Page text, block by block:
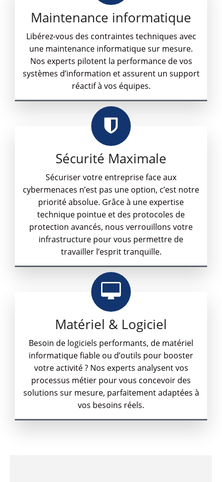
Maintenance informatique
Libérez-vous des contraintes techniques avec
une maintenance informatique sur mesure.
Nos experts pilotent la performance de vos
systèmes d’information et assurent un support
réactif à vos équipes.
Sécurité Maximale
Sécuriser votre entreprise face aux
cybermenaces n’est pas une option, c’est notre
priorité absolue. Grâce à une expertise
technique pointue et des protocoles de
protection avancés, nous verrouillons votre
infrastructure pour vous permettre de
travailler l’esprit tranquille.
Matériel & Logiciel
Besoin de logiciels performants, de matériel
informatique fiable ou d’outils pour booster
votre activité ? Nos experts analysent vos
processus métier pour vous concevoir des
solutions sur mesure, parfaitement adaptées à
vos besoins réels.